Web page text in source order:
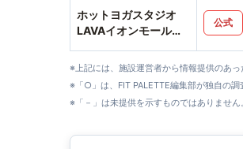
ホットヨガスタジオ
LAVAイオンモール与
公式
※上記には、施設運営者から情報提供のあ
※「○」は、FIT PALETTE編集部が独自の調
※「－」は未提供を示すものではありませ